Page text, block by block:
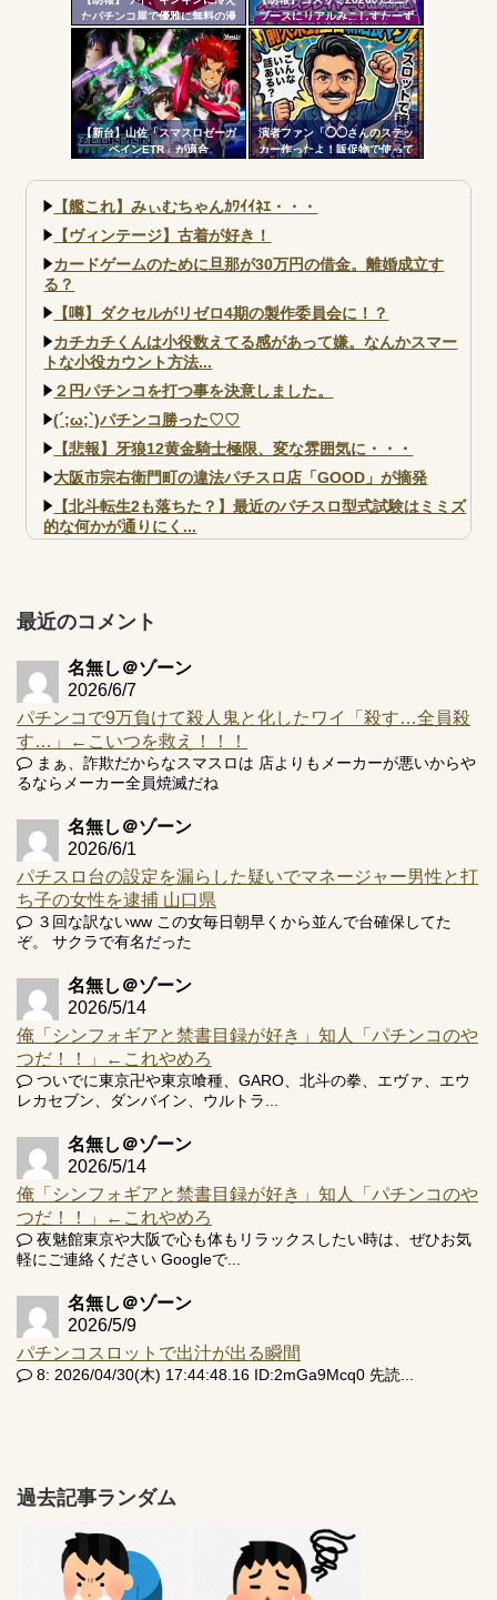
たパチンコ屋で優雅に無料の漫
画を楽しむｗｗｗｗ
ブースにリアルみこしすたーず
が降臨！！！電音部の実機も!？
【新台】山佐「スマスロゼーガ
ペインETR」が適合
演者ファン「◯◯さんのステッ
カー作ったよ！販促物で使って
にグッズ作ってタレントに渡さ
【艦これ】みぃむちゃんｶﾜｲｲﾈｴ・・・
【ヴィンテージ】古着が好き！
カードゲームのために旦那が30万円の借金。離婚成立す
る？
【噂】ダクセルがリゼロ4期の製作委員会に！？
カチカチくんは小役数えてる感があって嫌。なんかスマー
トな小役カウント方法...
２円パチンコを打つ事を決意しました。
(´;ω;`)パチンコ勝った♡♡
【悲報】牙狼12黄金騎士極限、変な雰囲気に・・・
大阪市宗右衛門町の違法パチスロ店「GOOD」が摘発
【北斗転生2も落ちた？】最近のパチスロ型式試験はミミズ
的な何かが通りにく...
井の軽い絆？
Powered by livedoor 相互RSS
最近のコメント
名無し＠ゾーン
2026/6/7
パチンコで9万負けて殺人鬼と化したワイ「殺す…全員殺
す…」←こいつを救え！！！
まぁ、詐欺だからなスマスロは 店よりもメーカーが悪いからや
るならメーカー全員焼滅だね
名無し＠ゾーン
2026/6/1
パチスロ台の設定を漏らした疑いでマネージャー男性と打
ち子の女性を逮捕 山口県
３回な訳ないww この女毎日朝早くから並んで台確保してた
ぞ。 サクラで有名だった
名無し＠ゾーン
2026/5/14
俺「シンフォギアと禁書目録が好き」知人「パチンコのや
つだ！！」←これやめろ
ついでに東京卍や東京喰種、GARO、北斗の拳、エヴァ、エウ
レカセブン、ダンバイン、ウルトラ...
名無し＠ゾーン
2026/5/14
俺「シンフォギアと禁書目録が好き」知人「パチンコのや
つだ！！」←これやめろ
夜魅館東京や大阪で心も体もリラックスしたい時は、ぜひお気
軽にご連絡ください Googleで...
名無し＠ゾーン
2026/5/9
パチンコスロットで出汁が出る瞬間
8: 2026/04/30(木) 17:44:48.16 ID:2mGa9Mcq0 先読...
過去記事ランダム